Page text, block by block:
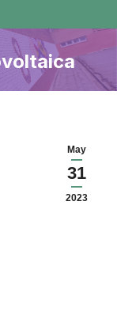
May
31
2023